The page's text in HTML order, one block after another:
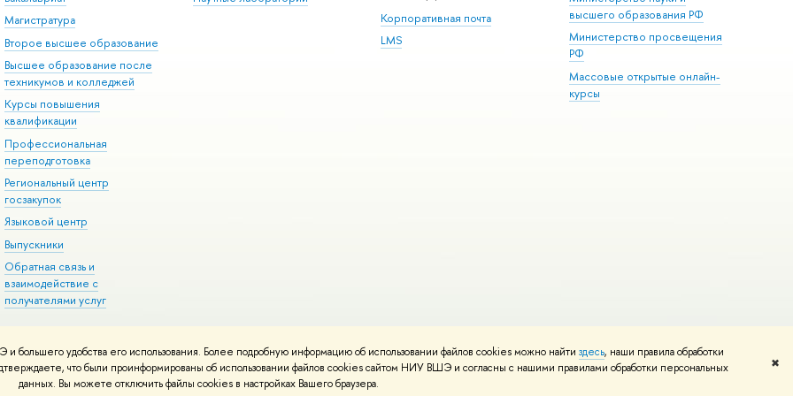
удобства его использования. Более подробную информацию об использовании файлов cookies можно найти здесь, наши правила обработки
что были проинформированы об использовании файлов cookies сайтом НИУ ВШЭ и согласны с нашими правилами обработки персональных
данных. Вы можете отключить файлы cookies в настройках Вашего браузера.
✖
Магистратура
Второе высшее образование
Высшее образование после
техникумов и колледжей
Курсы повышения
квалификации
Профессиональная
переподготовка
Региональный центр
госзакупок
Языковой центр
Выпускники
Обратная связь и
взаимодействие с
получателями услуг
Корпоративная почта
LMS
высшего образования РФ
Министерство просвещения
РФ
Массовые открытые онлайн-
курсы
Редактору
Условия использования материалов Политика конфиденциальности Карта сайта
вШколе дизайна НИУ ВШЭ